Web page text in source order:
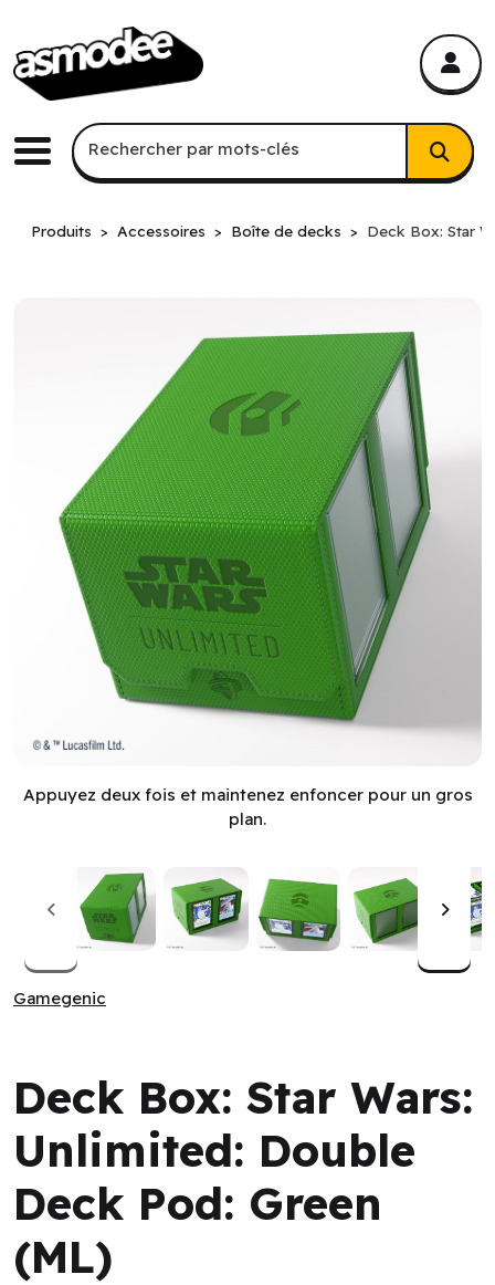
Menu
Recherche par mots-clés
Rechercher par mots-clés
Produits Accessoires Boîte de decks Deck Box: Star
Appuyez deux fois et maintenez enfoncer pour un gros
plan.
Gamegenic
Deck Box: Star Wars:
Unlimited: Double
Deck Pod: Green
(ML)